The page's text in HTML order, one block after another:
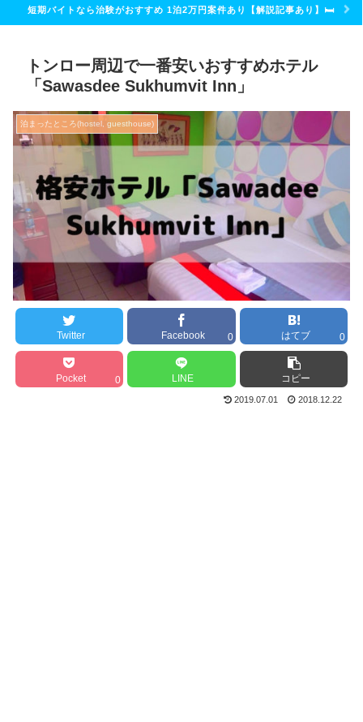
短期バイトなら治験がおすすめ 1泊2万円案件あり【解説記事あり】🛏
トンロー周辺で一番安いおすすめホテル
「Sawasdee Sukhumvit Inn」
泊まったところ(hostel, guesthouse)
Twitter Facebook 0 はてブ 0
Pocket 0 LINE コピー
2019.07.01 2018.12.22